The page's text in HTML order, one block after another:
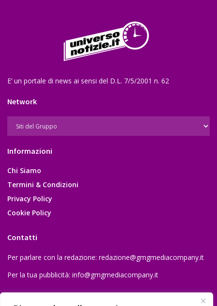
E’ un portale di news ai sensi del D.L. 7/5/2001 n. 62
Network
Informazioni
Chi Siamo
Termini & Condizioni
Privacy Policy
Cookie Policy
Contatti
Per parlare con la redazione: redazione@gmgmediacompany.it
Per la tua pubblicità: info@gmgmediacompany.it